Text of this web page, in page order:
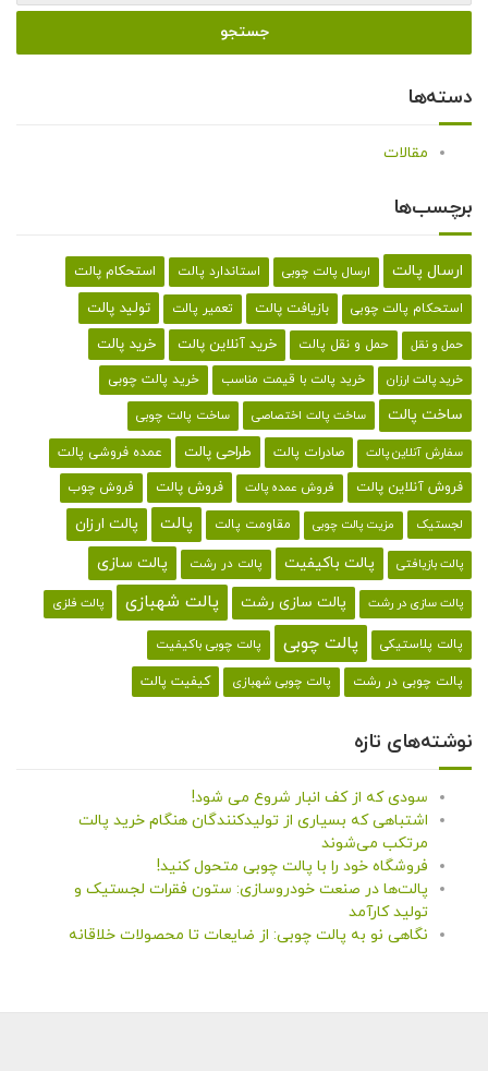
دسته‌ها
مقالات
برچسب‌ها
ارسال پالت ارسال پالت چوبی استاندارد پالت استحکام پالت
استحکام پالت چوبی بازیافت پالت تعمیر پالت تولید پالت
حمل و نقل حمل و نقل پالت خرید آنلاین پالت خرید پالت
خرید پالت ارزان خرید پالت با قیمت مناسب خرید پالت چوبی
ساخت پالت ساخت پالت اختصاصی ساخت پالت چوبی
سفارش آنلاین پالت صادرات پالت طراحی پالت عمده فروشی پالت
فروش آنلاین پالت فروش عمده پالت فروش پالت فروش چوب
لجستیک مزیت پالت چوبی مقاومت پالت پالت پالت ارزان
پالت بازیافتی پالت باکیفیت پالت در رشت پالت سازی
پالت سازی در رشت پالت سازی رشت پالت شهبازی پالت فلزی
پالت پلاستیکی پالت چوبی پالت چوبی باکیفیت
پالت چوبی در رشت پالت چوبی شهبازی کیفیت پالت
نوشته‌های تازه
سودی که از کف انبار شروع می شود!
اشتباهی که بسیاری از تولیدکنندگان هنگام خرید پالت
مرتکب می‌شوند
فروشگاه خود را با پالت چوبی متحول کنید!
پالت‌ها در صنعت خودروسازی: ستون فقرات لجستیک و
تولید کارآمد
نگاهی نو به پالت چوبی: از ضایعات تا محصولات خلاقانه